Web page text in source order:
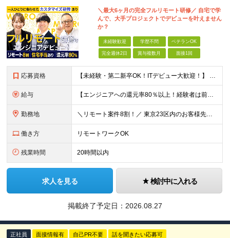
＼最大6ヶ月の完全フルリモート研修／ 自宅で学
んで、大手プロジェクトでデビューを叶えません
か？
未経験歓迎 学歴不問 ベテランOK
完全週休2日 賞与複数月 面接1回
応募資格 【未経験・第二新卒OK！ITデビュー大歓迎！】 ●学歴不問 ＼こんな方をお待ちしております！／ ★手に職をつけて、将来の不安をなくしたい方 ★学校のように学べる研修を受けたい方 ★お節介なくらい温か
給与 【エンジニアへの還元率80％以上！経験者は前職給与105～140％保証】 ■賞与年2回＋業績賞与 ■年収960万円以上も可能！ ■みなし残業代なし◎残業代は別途全額支給 月給25万円以上＋賞与年2回
勤務地 ＼リモート案件8割！／ 東京23区内のお客様先にて勤務していただきます。 本社所在地：神奈川県横浜市瀬谷区本郷3-1-17 第2斉藤ビル2F (変更の範囲)上記を除く当社関連勤務地
働き方 リモートワークOK
残業時間 20時間以内
求人を見る 検討中に入れる
掲載終了予定日： 2026.08.27
正社員 面接情報有 自己PR不要 話を聞きたい応募可